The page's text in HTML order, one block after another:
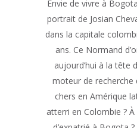
Envie de vivre à
portrait de Josian
dans la capitale
ans. Ce Normand
aujourd’hui à la tête
moteur de recherche
chers en Amérique
atterri en Colombie ?